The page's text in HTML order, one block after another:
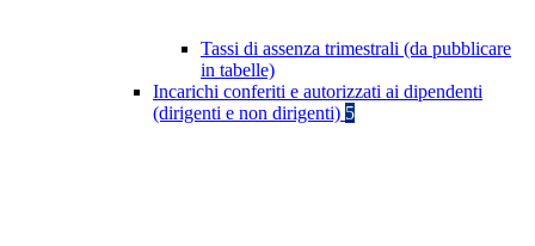
Tassi di assenza trimestrali (da pubblicare
in tabelle)
Incarichi conferiti e autorizzati ai dipendenti
(dirigenti e non dirigenti) 5